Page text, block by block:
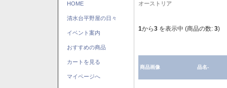
HOME
清水台平野屋の日々
イベント案内
おすすめの商品
カートを見る
マイページへ
オーストリア
1から3 を表示中 (商品の数: 3)
商品画像 品名-